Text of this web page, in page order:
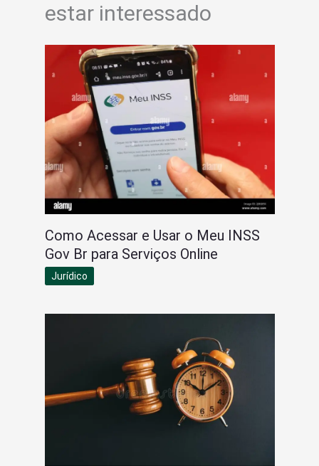
estar interessado
Como Acessar e Usar o Meu INSS
Gov Br para Serviços Online
Jurídico